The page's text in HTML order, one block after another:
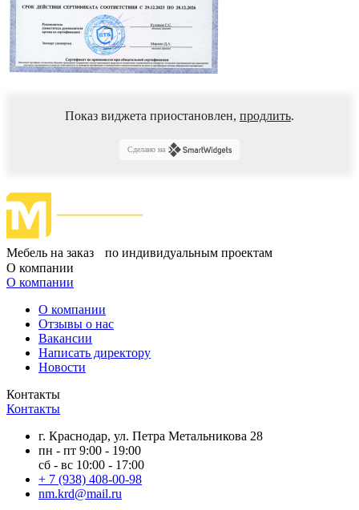
Показ виджета приостановлен, продлить.
Сделано на
Мебель на заказ по индивидуальным проектам
О компании
О компании
О компании
Отзывы о нас
Вакансии
Написать директору
Новости
Контакты
Контакты
г. Краснодар, ул. Петра Метальникова 28
пн - пт 9:00 - 19:00
сб - вс 10:00 - 17:00
+ 7 (938) 408-00-98
nm.krd@mail.ru